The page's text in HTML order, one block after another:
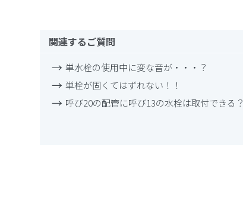
関連するご質問
単水栓の使用中に変な音が・・・？
単栓が固くてはずれない！！
呼び20の配管に呼び13の水栓は取付できる？